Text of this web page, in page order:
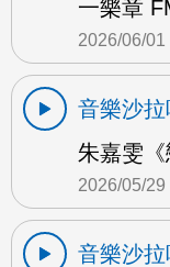
一樂章
2026/06/01
音樂沙拉
朱嘉雯
2026/05/29
音樂沙拉